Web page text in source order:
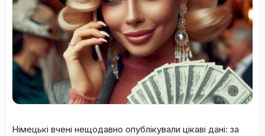
Німецькі вчені нещодавно опублікували цікаві дані: за